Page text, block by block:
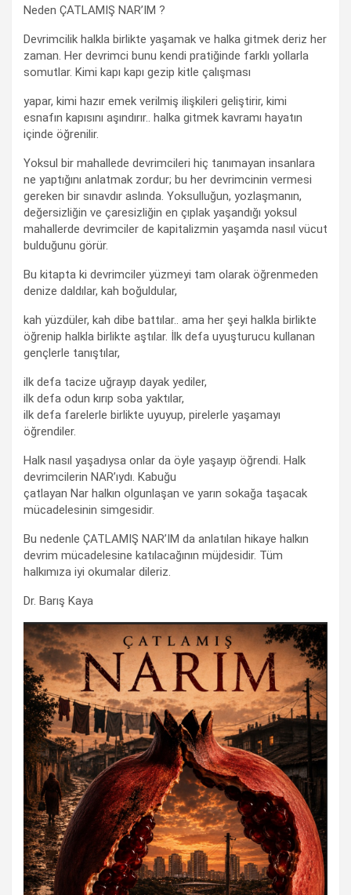
Neden ÇATLAMIŞ NAR’IM ?
Devrimcilik halkla birlikte yaşamak ve halka gitmek deriz her
zaman. Her devrimci bunu kendi pratiğinde farklı yollarla
somutlar. Kimi kapı kapı gezip kitle çalışması
yapar, kimi hazır emek verilmiş ilişkileri geliştirir, kimi
esnafın kapısını aşındırır.. halka gitmek kavramı hayatın
içinde öğrenilir.
Yoksul bir mahallede devrimcileri hiç tanımayan insanlara
ne yaptığını anlatmak zordur; bu her devrimcinin vermesi
gereken bir sınavdır aslında. Yoksulluğun, yozlaşmanın,
değersizliğin ve çaresizliğin en çıplak yaşandığı yoksul
mahallerde devrimciler de kapitalizmin yaşamda nasıl vücut
bulduğunu görür.
Bu kitapta ki devrimciler yüzmeyi tam olarak öğrenmeden
denize daldılar, kah boğuldular,
kah yüzdüler, kah dibe battılar.. ama her şeyi halkla birlikte
öğrenip halkla birlikte aştılar. İlk defa uyuşturucu kullanan
gençlerle tanıştılar,
ilk defa tacize uğrayıp dayak yediler,
ilk defa odun kırıp soba yaktılar,
ilk defa farelerle birlikte uyuyup, pirelerle yaşamayı
öğrendiler.
Halk nasıl yaşadıysa onlar da öyle yaşayıp öğrendi. Halk
devrimcilerin NAR’ıydı. Kabuğu
çatlayan Nar halkın olgunlaşan ve yarın sokağa taşacak
mücadelesinin simgesidir.
Bu nedenle ÇATLAMIŞ NAR’IM da anlatılan hikaye halkın
devrim mücadelesine katılacağının müjdesidir. Tüm
halkımıza iyi okumalar dileriz.
Dr. Barış Kaya